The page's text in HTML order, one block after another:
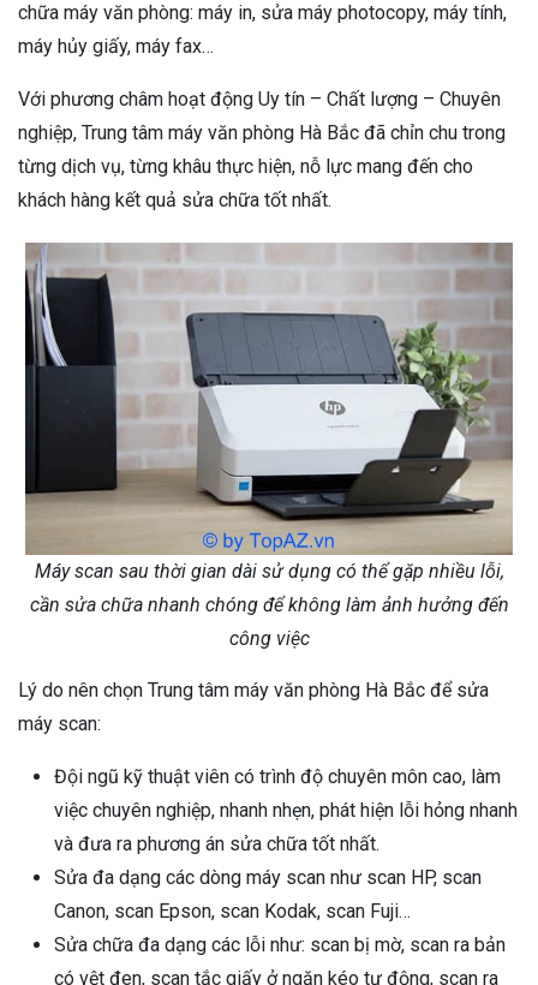
chữa máy văn phòng: máy in, sửa máy photocopy, máy tính,
máy hủy giấy, máy fax…
Với phương châm hoạt động Uy tín – Chất lượng – Chuyên
nghiệp, Trung tâm máy văn phòng Hà Bắc đã chỉn chu trong
từng dịch vụ, từng khâu thực hiện, nỗ lực mang đến cho
khách hàng kết quả sửa chữa tốt nhất.
Máy scan sau thời gian dài sử dụng có thể gặp nhiều lỗi,
cần sửa chữa nhanh chóng để không làm ảnh hưởng đến
công việc
Lý do nên chọn Trung tâm máy văn phòng Hà Bắc để sửa
máy scan:
Đội ngũ kỹ thuật viên có trình độ chuyên môn cao, làm
việc chuyên nghiệp, nhanh nhẹn, phát hiện lỗi hỏng nhanh
và đưa ra phương án sửa chữa tốt nhất.
Sửa đa dạng các dòng máy scan như scan HP, scan
Canon, scan Epson, scan Kodak, scan Fuji…
Sửa chữa đa dạng các lỗi như: scan bị mờ, scan ra bản
có vệt đen, scan tắc giấy ở ngăn kéo tự động, scan ra